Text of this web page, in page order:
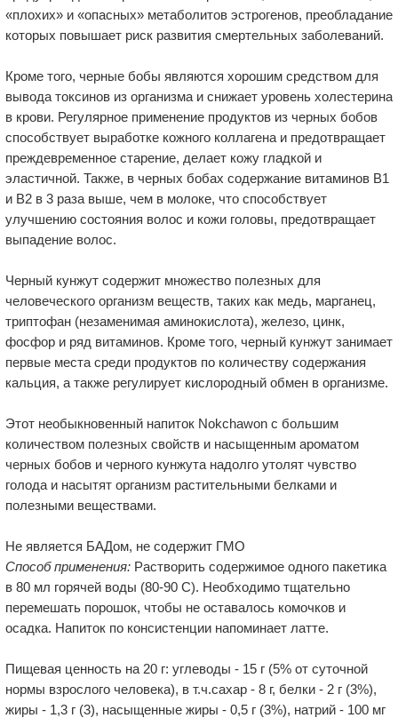
«плохих» и «опасных» метаболитов эстрогенов, преобладание
которых повышает риск развития смертельных заболеваний.
Кроме того, черные бобы являются хорошим средством для
вывода токсинов из организма и снижает уровень холестерина
в крови. Регулярное применение продуктов из черных бобов
способствует выработке кожного коллагена и предотвращает
преждевременное старение, делает кожу гладкой и
эластичной. Также, в черных бобах содержание витаминов В1
и В2 в 3 раза выше, чем в молоке, что способствует
улучшению состояния волос и кожи головы, предотвращает
выпадение волос.
Черный кунжут содержит множество полезных для
человеческого организм веществ, таких как медь, марганец,
триптофан (незаменимая аминокислота), железо, цинк,
фосфор и ряд витаминов. Кроме того, черный кунжут занимает
первые места среди продуктов по количеству содержания
кальция, а также регулирует кислородный обмен в организме.
Этот необыкновенный напиток Nokchawon с большим
количеством полезных свойств и насыщенным ароматом
черных бобов и черного кунжута надолго утолят чувство
голода и насытят организм растительными белками и
полезными веществами.
Не является БАДом, не содержит ГМО
Способ применения: Растворить содержимое одного пакетика
в 80 мл горячей воды (80-90 С). Необходимо тщательно
перемешать порошок, чтобы не оставалось комочков и
осадка. Напиток по консистенции напоминает латте.
Пищевая ценность на 20 г: углеводы - 15 г (5% от суточной
нормы взрослого человека), в т.ч.сахар - 8 г, белки - 2 г (3%),
жиры - 1,3 г (3), насыщенные жиры - 0,5 г (3%), натрий - 100 мг